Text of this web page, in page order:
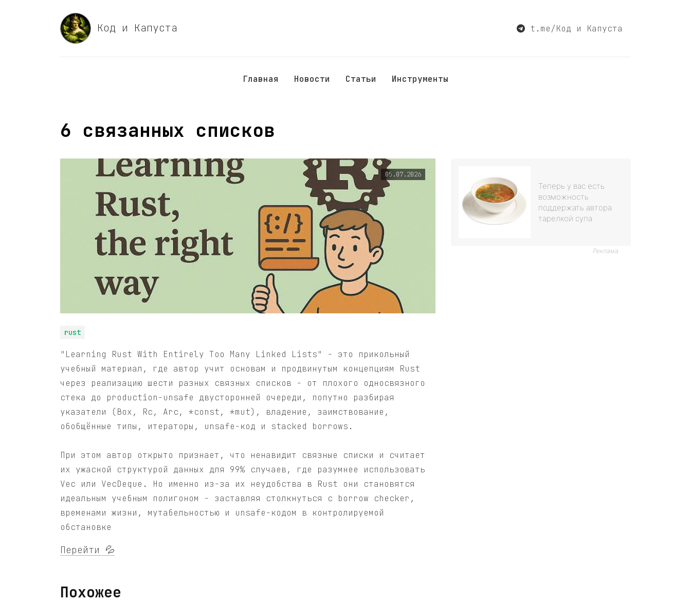
Код и Капуста t.me/Код и Капуста
Главная Новости Статьи Инструменты
6 связанных списков
05.07.2026
rust
"Learning Rust With Entirely Too Many Linked Lists" - это прикольный
учебный материал, где автор учит основам и продвинутым концепциям Rust
через реализацию шести разных связных списков - от плохого односвязного
стека до production-unsafe двусторонней очереди, попутно разбирая
указатели (Box, Rc, Arc, *const, *mut), владение, заимствование,
обобщённые типы, итераторы, unsafe-код и stacked borrows.
При этом автор открыто признает, что ненавидит связные списки и считает
их ужасной структурой данных для 99% случаев, где разумнее использовать
Vec или VecDeque. Но именно из-за их неудобства в Rust они становятся
идеальным учебным полигоном - заставляя столкнуться с borrow checker,
временами жизни, мутабельностью и unsafe-кодом в контролируемой
обстановке
Перейти 💦
Теперь у вас есть
возможность
поддержать автора
тарелкой супа
Реклама
Похожее